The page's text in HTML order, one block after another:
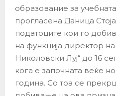
образование за
прогласена Даница
податоците кои го
на функција директор
Николовски Луј“ до 16
кога е започната веќе
година. Со тоа се